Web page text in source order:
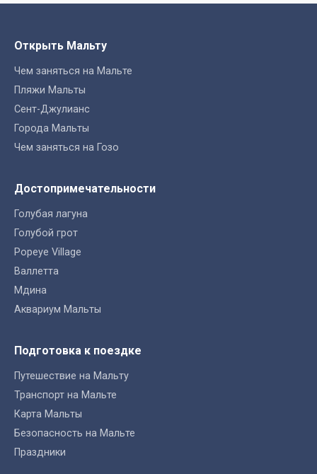
Открыть Мальту
Чем заняться на Мальте
Пляжи Мальты
Сент-Джулианс
Города Мальты
Чем заняться на Гозо
Достопримечательности
Голубая лагуна
Голубой грот
Popeye Village
Валлетта
Мдина
Аквариум Мальты
Подготовка к поездке
Путешествие на Мальту
Транспорт на Мальте
Карта Мальты
Безопасность на Мальте
Праздники